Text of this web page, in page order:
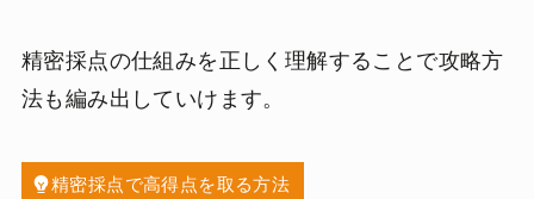
精密採点の仕組みを正しく理解することで攻略方
法も編み出していけます。
精密採点で高得点を取る方法